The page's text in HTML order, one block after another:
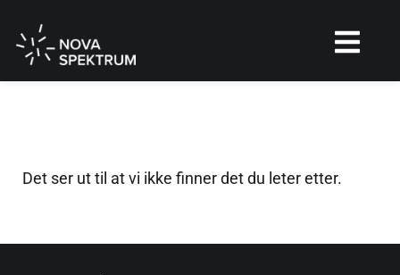
Det ser ut til at vi ikke finner det du leter etter.